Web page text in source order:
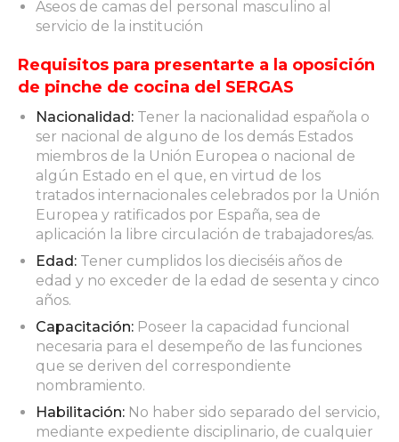
Aseos de camas del personal masculino al
servicio de la institución
Requisitos para presentarte a la oposición
de pinche de cocina del SERGAS
Nacionalidad: Tener la nacionalidad española o
ser nacional de alguno de los demás Estados
miembros de la Unión Europea o nacional de
algún Estado en el que, en virtud de los
tratados internacionales celebrados por la Unión
Europea y ratificados por España, sea de
aplicación la libre circulación de trabajadores/as.
Edad: Tener cumplidos los dieciséis años de
edad y no exceder de la edad de sesenta y cinco
años.
Capacitación: Poseer la capacidad funcional
necesaria para el desempeño de las funciones
que se deriven del correspondiente
nombramiento.
Habilitación: No haber sido separado del servicio,
mediante expediente disciplinario, de cualquier